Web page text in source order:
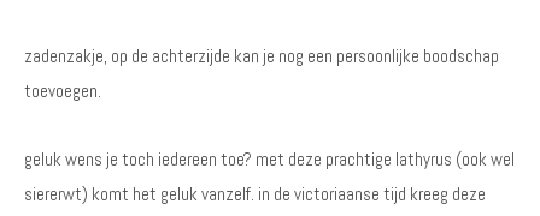
zadenzakje, op de achterzijde kan je nog een persoonlijke boodschap
toevoegen.
geluk wens je toch iedereen toe? met deze prachtige lathyrus (ook wel
siererwt) komt het geluk vanzelf. in de victoriaanse tijd kreeg deze